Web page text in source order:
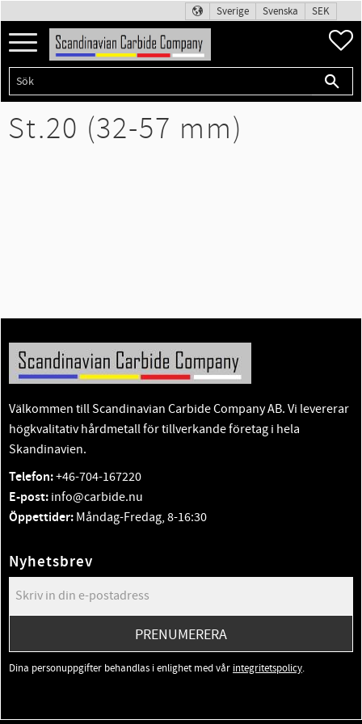
Meny
Sverige Svenska SEK
St.20 (32-57 mm)
Välkommen till Scandinavian Carbide Company AB. Vi levererar
högkvalitativ hårdmetall för tillverkande företag i hela
Skandinavien.
Telefon:+46-704-167220
E-post: info@carbide.nu
Öppettider: Måndag-Fredag, 8-16:30
Nyhetsbrev
PRENUMERERA
Dina personuppgifter behandlas i enlighet med vår integritetspolicy.